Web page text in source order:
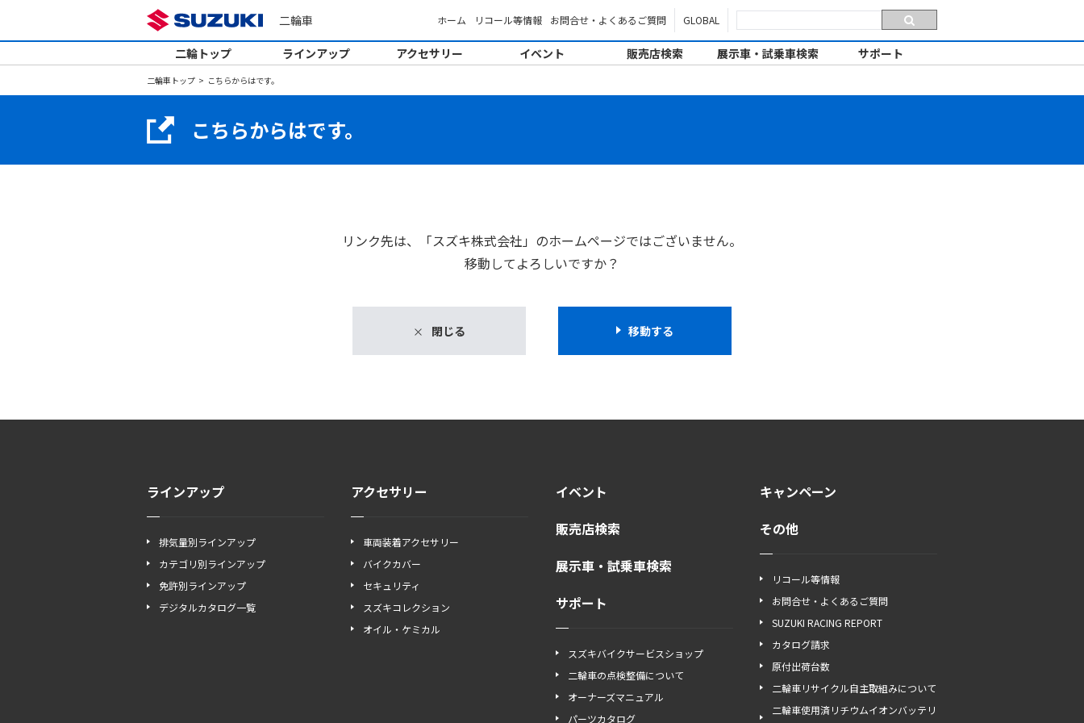
二輪車 ホーム リコール等情報 お問合せ・よくあるご質問 GLOBAL
二輪トップ ラインアップ アクセサリー イベント 販売店検索 展示車・試乗車検索 サポート
二輪車トップ こちらからはです。
こちらからはです。
リンク先は、「スズキ株式会社」のホームページではございません。
移動してよろしいですか？
閉じる 移動する
ラインアップ
排気量別ラインアップ
カテゴリ別ラインアップ
免許別ラインアップ
デジタルカタログ一覧
アクセサリー
車両装着アクセサリー
バイクカバー
セキュリティ
スズキコレクション
オイル・ケミカル
イベント
販売店検索
展示車・試乗車検索
サポート
スズキバイクサービスショップ
二輪車の点検整備について
オーナーズマニュアル
パーツカタログ
キャンペーン
その他
リコール等情報
お問合せ・よくあるご質問
SUZUKI RACING REPORT
カタログ請求
原付出荷台数
二輪車リサイクル自主取組みについて
二輪車使用済リチウムイオンバッテリ